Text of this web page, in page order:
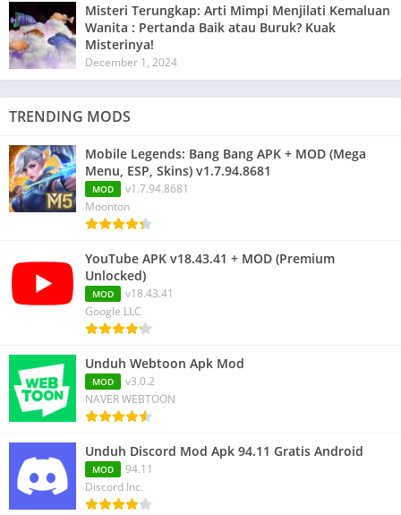
Misteri Terungkap: Arti Mimpi Menjilati Kemaluan
Wanita : Pertanda Baik atau Buruk? Kuak
Misterinya!
December 1, 2024
TRENDING MODS
Mobile Legends: Bang Bang APK + MOD (Mega
Menu, ESP, Skins) v1.7.94.8681
MOD
v1.7.94.8681
Moonton
YouTube APK v18.43.41 + MOD (Premium
Unlocked)
MOD
v18.43.41
Google LLC
Unduh Webtoon Apk Mod
MOD
v3.0.2
NAVER WEBTOON
Unduh Discord Mod Apk 94.11 Gratis Android
MOD
94.11
Discord Inc.